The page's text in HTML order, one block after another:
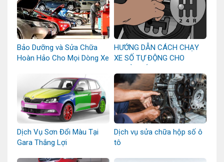
Bảo Dưỡng và Sửa Chữa
Hoàn Hảo Cho Mọi Dòng Xe
HƯỚNG DẪN CÁCH CHẠY
XE SỐ TỰ ĐỘNG CHO
Dịch Vụ Sơn Đổi Màu Tại
Gara Thắng Lợi
Dịch vụ sửa chữa hộp số ô
tô